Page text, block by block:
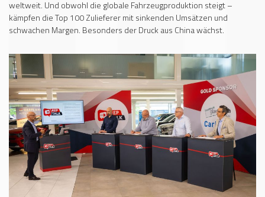
weltweit. Und obwohl die globale Fahrzeugproduktion steigt –
kämpfen die Top 100 Zulieferer mit sinkenden Umsätzen und
schwachen Margen. Besonders der Druck aus China wächst.